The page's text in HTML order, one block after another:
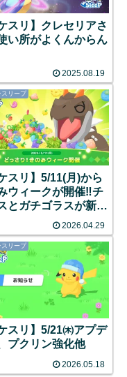
スリ】クレセリアさ
い所がよくんからん
2025.08.19
スリープ
スリ】5/11(月)から
ウィークが開催‼︎チ
とガチゴラスが新登
2026.04.29
スリープ
スリ】5/21㈭アプデ
プクリン強化他
2026.05.18